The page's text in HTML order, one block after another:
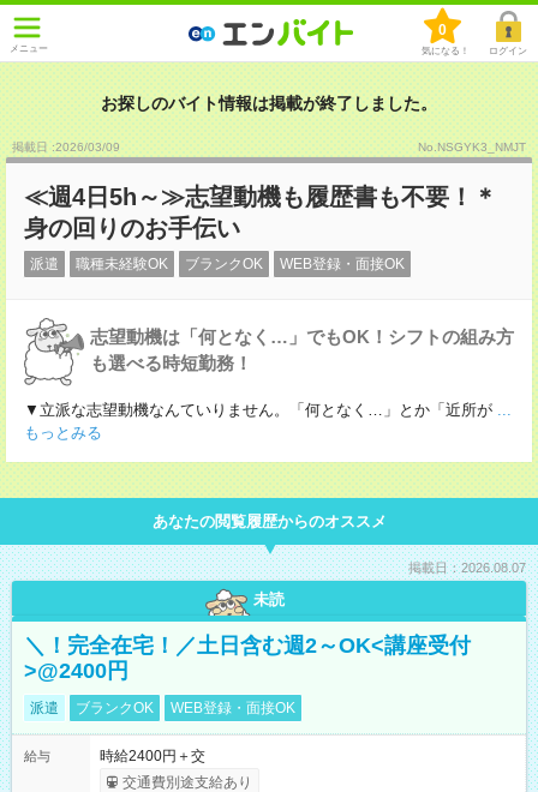
メニュー
0
気になる！ ログイン
お探しのバイト情報は掲載が終了しました。
掲載日 :2026/03/09 No.NSGYK3_NMJT
≪週4日5h～≫志望動機も履歴書も不要！＊
身の回りのお手伝い
派遣 職種未経験OK ブランクOK WEB登録・面接OK
志望動機は「何となく…」でもOK！シフトの組み方
も選べる時短勤務！
▼立派な志望動機なんていりません。「何となく…」とか「近所が ...
もっとみる
あなたの閲覧履歴からのオススメ
掲載日：2026.08.07
未読
＼！完全在宅！／土日含む週2～OK<講座受付
>@2400円
派遣 ブランクOK WEB登録・面接OK
給与
時給2400円＋交
交通費別途支給あり